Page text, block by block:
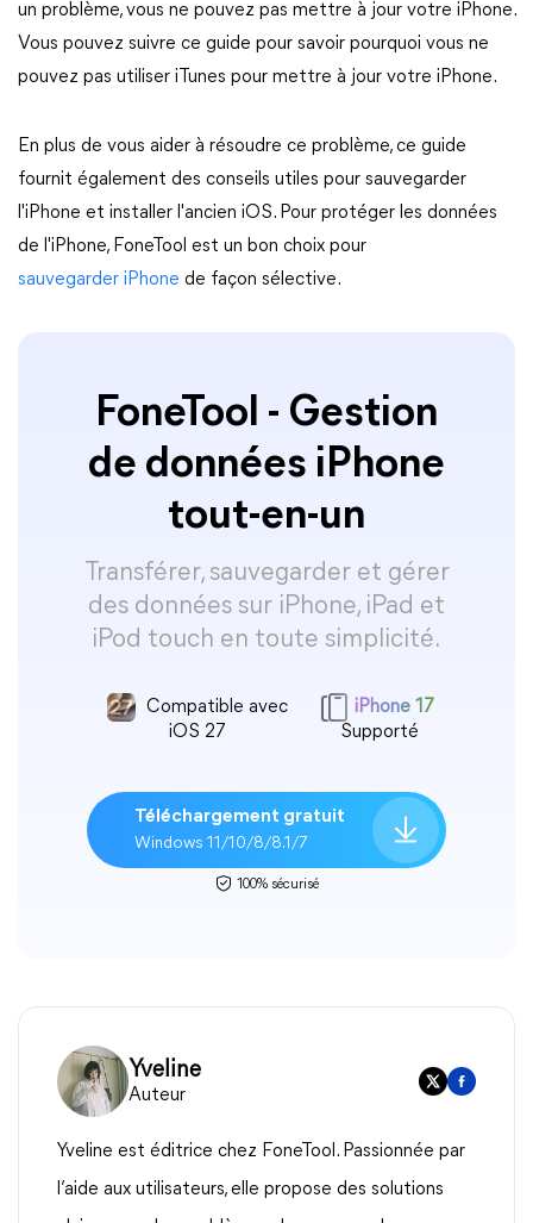
un problème, vous ne pouvez pas mettre à jour votre iPhone.
Vous pouvez suivre ce guide pour savoir pourquoi vous ne
pouvez pas utiliser iTunes pour mettre à jour votre iPhone.
En plus de vous aider à résoudre ce problème, ce guide
fournit également des conseils utiles pour sauvegarder
l'iPhone et installer l'ancien iOS. Pour protéger les données
de l'iPhone, FoneTool est un bon choix pour
sauvegarder iPhone de façon sélective.
FoneTool - Gestion
de données iPhone
tout-en-un
Transférer, sauvegarder et gérer
des données sur iPhone, iPad et
iPod touch en toute simplicité.
Compatible avec
iOS 27
iPhone 17
Supporté
Téléchargement gratuit
Windows 11/10/8/8.1/7
100% sécurisé
Yveline
Auteur
Yveline est éditrice chez FoneTool. Passionnée par
l’aide aux utilisateurs, elle propose des solutions